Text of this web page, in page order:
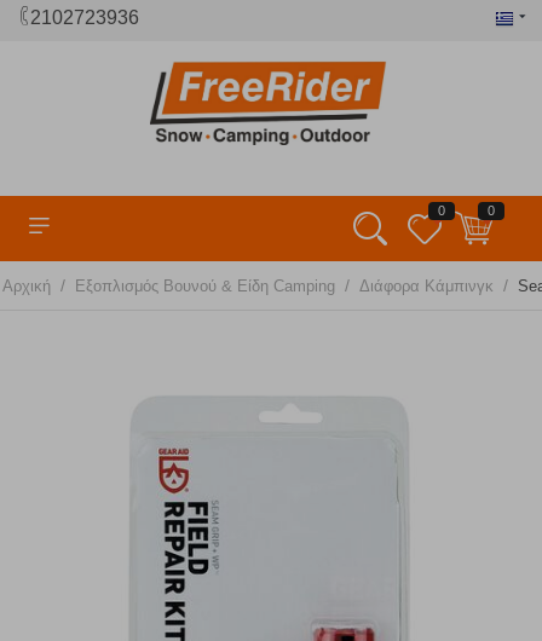
2102723936
0 0
Αρχική / Εξοπλισμός Βουνού & Είδη Camping / Διάφορα Κάμπινγκ /